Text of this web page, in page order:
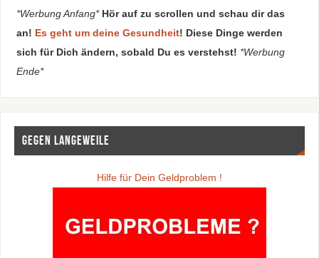
*Werbung Anfang* Hör auf zu scrollen und schau dir das
an! Es geht um deine Gesundheit! Diese Dinge werden
sich für Dich ändern, sobald Du es verstehst! *Werbung
Ende*
Gegen Langeweile
Hilfe für Dein Geldproblem !